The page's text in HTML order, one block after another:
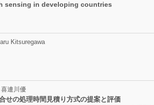
sensing in developing countries
Kitsuregawa
連川優
せの処理時間見積り方式の提案と評価